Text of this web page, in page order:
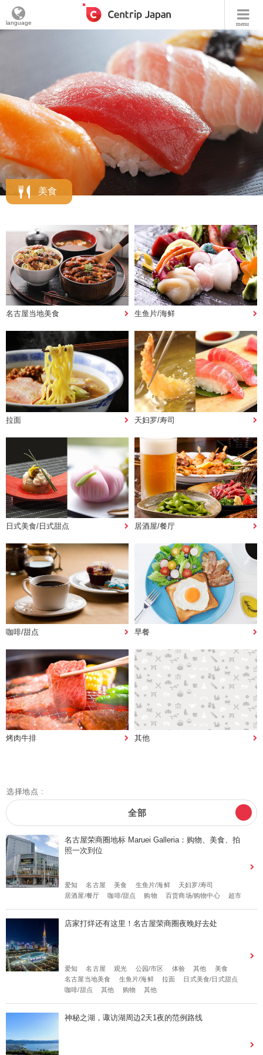
menu
language
美食
名古屋当地美食 生鱼片/海鲜
拉面 天妇罗/寿司
日式美食/日式甜点 居酒屋/餐厅
咖啡/甜点 早餐
烤肉牛排 其他
选择地点 :
全部
名古屋荣商圈地标 Maruei Galleria：购物、美食、拍
照一次到位
爱知 名古屋 美食 生鱼片/海鲜
天妇罗/寿司
居酒屋/餐厅
咖啡/甜点 购物 百货商场/购物中心 超市
店家打烊还有这里！名古屋荣商圈夜晚好去处
爱知 名古屋 观光 公园/市区 体验 其他
美食
名古屋当地美食
生鱼片/海鲜 拉面
日式美食/日式甜点
咖啡/甜点
其他 购物 其他
神秘之湖，诹访湖周边2天1夜的范例路线